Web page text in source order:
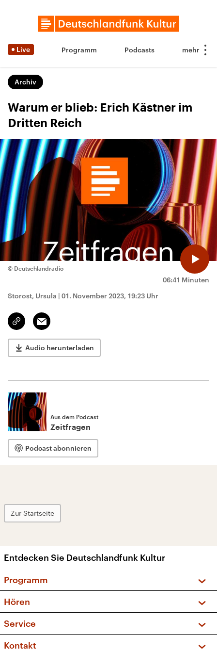
Live Programm Podcasts
Archiv
Warum er blieb: Erich Kästner im
Dritten Reich
06:41 Minuten
© Deutschlandradio
Storost, Ursula | 01. November 2023, 19:23 Uhr
Link
kopieren/teilen
Email
Audio herunterladen
Aus dem Podcast
Zeitfragen
Podcast abonnieren
Zur Startseite
Entdecken Sie Deutschlandfunk Kultur
Programm
Sendungen und Podcasts
Musikliste
Kakadu – Das Kinderprogramm
Hören
Frequenzen (UKW + DAB+)
Service
FAQ
Kontakt